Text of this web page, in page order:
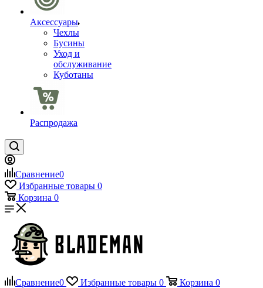
Аксессуары
Чехлы
Бусины
Уход и
обслуживание
Куботаны
Распродажа
Сравнение0
Избранные товары 0
Корзина 0
Сравнение0 Избранные товары 0 Корзина 0